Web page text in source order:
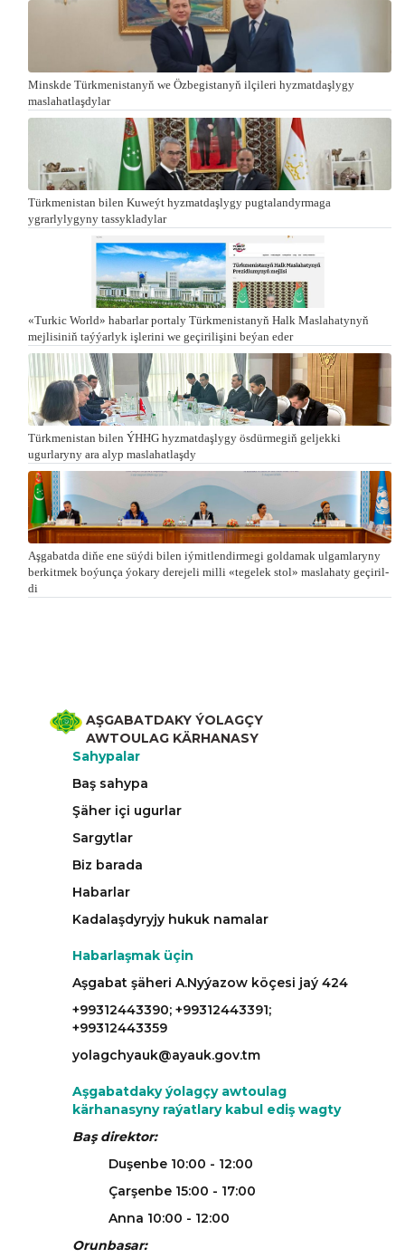
Minskde Türkmenistanyň we Özbegistanyň ilçileri hyzmatdaşlygy
maslahatlaşdylar
Türkmenistan bilen Kuweýt hyzmatdaşlygy pugtalandyrmaga
ygrarlylygyny tassykladylar
«Turkic World» habarlar portaly Türkmenistanyň Halk Maslahatynyň
mejlisiniň taýýarlyk işlerini we geçirilişini beýan eder
Türkmenistan bilen ÝHHG hyzmatdaşlygy ösdürmegiň geljekki
ugurlaryny ara alyp maslahatlaşdy
Aşgabatda di­ňe ene süý­di bi­len iý­mit­len­dir­me­gi gol­da­mak ul­gam­la­ry­ny
ber­kit­mek bo­ýun­ça ýo­ka­ry de­re­je­li milli «te­ge­lek stol» mas­la­ha­ty ge­çi­ril­
di
AŞGABATDAKY ÝOLAGÇY
AWTOULAG KÄRHANASY
Sahypalar
Baş sahypa
Şäher içi ugurlar
Sargytlar
Biz barada
Habarlar
Kadalaşdyryjy hukuk namalar
Habarlaşmak üçin
Aşgabat şäheri A.Nyýazow köçesi jaý 424
+99312443390; +99312443391;
+99312443359
yolagchyauk@ayauk.gov.tm
Aşgabatdaky ýolagçy awtoulag
kärhanasyny raýatlary kabul ediş wagty
Baş direktor:
Duşenbe 10:00 - 12:00
Çarşenbe 15:00 - 17:00
Anna 10:00 - 12:00
Orunbasar: